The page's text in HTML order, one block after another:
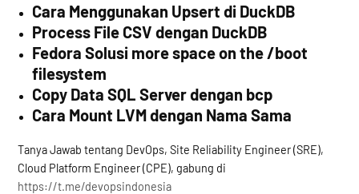
Cara Menggunakan Upsert di DuckDB
Process File CSV dengan DuckDB
Fedora Solusi more space on the /boot
filesystem
Copy Data SQL Server dengan bcp
Cara Mount LVM dengan Nama Sama
Tanya Jawab tentang DevOps, Site Reliability Engineer (SRE),
Cloud Platform Engineer (CPE), gabung di
https://t.me/devopsindonesia